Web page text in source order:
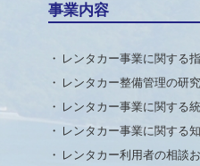
事業内容
レンタカー事業に関する
レンタカー整備管理の研
レンタカー事業に関する
レンタカー事業に関する
レンタカー利用者の相談